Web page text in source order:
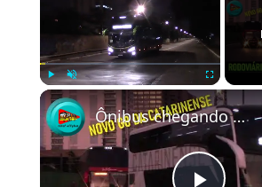
Play Unmute Fullscreen
Ônibus chegando Rodoviária Barra Funda - Movimento Carnaval